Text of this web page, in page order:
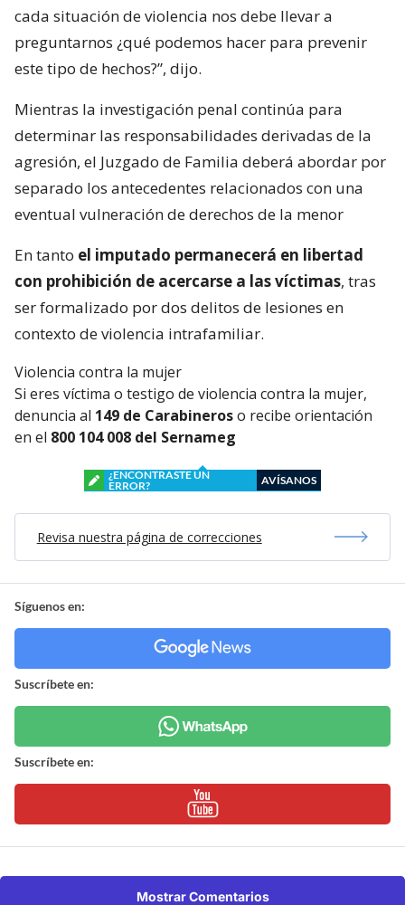
cada situación de violencia nos debe llevar a
preguntarnos ¿qué podemos hacer para prevenir
este tipo de hechos?”, dijo.
Mientras la investigación penal continúa para
determinar las responsabilidades derivadas de la
agresión, el Juzgado de Familia deberá abordar por
separado los antecedentes relacionados con una
eventual vulneración de derechos de la menor
En tanto el imputado permanecerá en libertad
con prohibición de acercarse a las víctimas, tras
ser formalizado por dos delitos de lesiones en
contexto de violencia intrafamiliar.
Violencia contra la mujer
Si eres víctima o testigo de violencia contra la mujer,
denuncia al 149 de Carabineroso recibe orientación
en el 800 104 008 del Sernameg
¿ENCONTRASTE UN
ERROR?
AVÍSANOS
Revisa nuestra página de correcciones
Síguenos en:
Suscríbete en:
Suscríbete en:
Mostrar Comentarios